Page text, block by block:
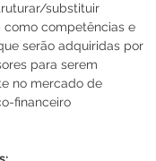
substituir
como competências e
serão adquiridas por
para serem
no mercado de
financeiro